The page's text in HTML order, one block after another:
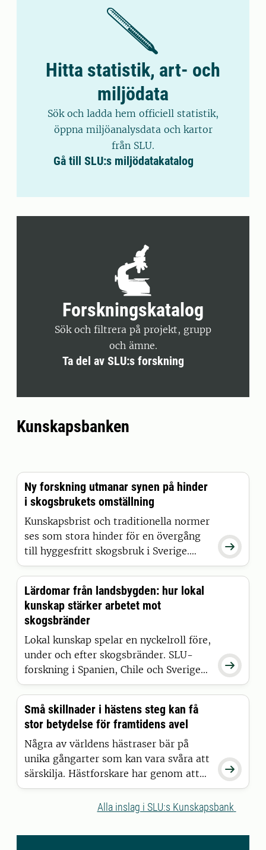
Hitta statistik, art- och
miljödata
Sök och ladda hem officiell statistik,
öppna miljöanalysdata och kartor
från SLU.
Gå till SLU:s miljödatakatalog
Forskningskatalog
Sök och filtrera på projekt, grupp
och ämne.
Ta del av SLU:s forskning
Kunskapsbanken

Ny forskning utmanar synen på hinder
i skogsbrukets omställning
Kunskapsbrist och traditionella normer
ses som stora hinder för en övergång
till hyggesfritt skogsbruk i Sverige.
Ekonomiska faktorer uppfattas
samtidigt som mindre viktiga, visar en
ny SLU-studie om skogsaktörers syn
på skogsbrukets framtid.

Lärdomar från landsbygden: hur lokal
kunskap stärker arbetet mot
skogsbränder
Lokal kunskap spelar en nyckelroll före,
under och efter skogsbränder. SLU-
forskning i Spanien, Chile och Sverige
visar hur landsbygdssamhällen bidrar
till att förebygga och hantera bränder
och stödja återhämtning. Att lära från
dem är avgörande i en framtid med
fler och mer intensiva skogsbränder.

Små skillnader i hästens steg kan få
stor betydelse för framtidens avel
Några av världens hästraser bär på
unika gångarter som kan vara svåra att
särskilja. Hästforskare har genom att
kombinera AI med tidigare verktyg
gjort helt nya upptäckter som kan
nervsystemet och även tillämpas på ett
Alla inslag i SLU:s Kunskapsbank